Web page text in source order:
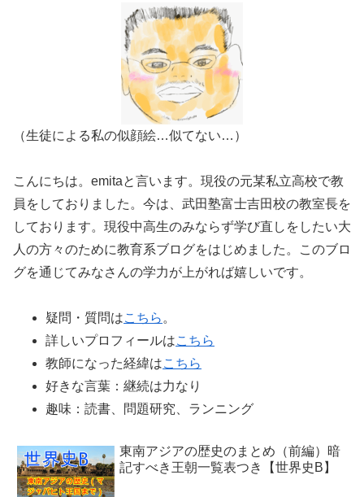
（生徒による私の似顔絵…似てない…）
こんにちは。emitaと言います。現役の元某私立高校で教
員をしておりました。今は、武田塾富士吉田校の教室長を
しております。現役中高生のみならず学び直しをしたい大
人の方々のために教育系ブログをはじめました。このブロ
グを通じてみなさんの学力が上がれば嬉しいです。
疑問・質問はこちら。
詳しいプロフィールはこちら
教師になった経緯はこちら
好きな言葉：継続は力なり
趣味：読書、問題研究、ランニング
東南アジアの歴史のまとめ（前編）暗
記すべき王朝一覧表つき【世界史B】